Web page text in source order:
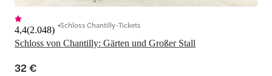
Schloss von Chantilly: Gärten und Großer Stall
4,4(2.048) Schloss Chantilly-Tickets
32 €